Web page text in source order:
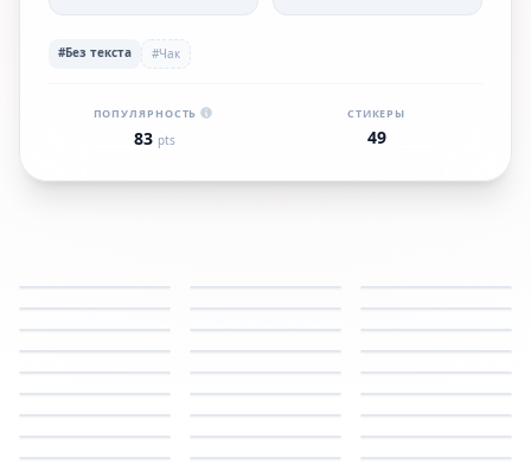
#Без текста #Чак
ПОПУЛЯРНОСТЬ
83 pts
СТИКЕРЫ
49